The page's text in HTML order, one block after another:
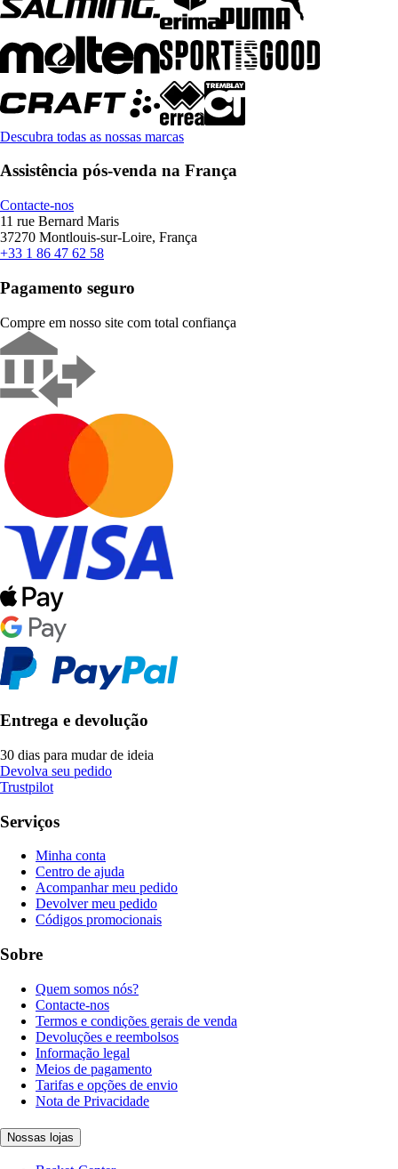
Descubra todas as nossas marcas
Assistência pós-venda na França
Contacte-nos
11 rue Bernard Maris
37270 Montlouis-sur-Loire, França
+33 1 86 47 62 58
Pagamento seguro
Compre em nosso site com total confiança
Entrega e devolução
30 dias para mudar de ideia
Devolva seu pedido
Trustpilot
Serviços
Minha conta
Centro de ajuda
Acompanhar meu pedido
Devolver meu pedido
Códigos promocionais
Sobre
Quem somos nós?
Contacte-nos
Termos e condições gerais de venda
Devoluções e reembolsos
Informação legal
Meios de pagamento
Tarifas e opções de envio
Nota de Privacidade
Nossas lojas